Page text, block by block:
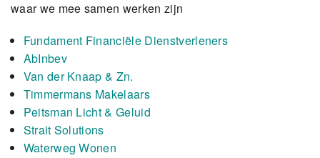
waar we mee samen werken zijn
Fundament Financiële Dienstverleners
AbInbev
Van der Knaap & Zn.
Timmermans Makelaars
Peitsman Licht & Geluid
Strait Solutions
Waterweg Wonen